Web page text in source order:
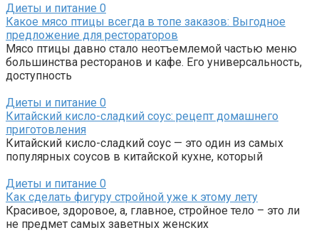
Диеты и питание 0
Какое мясо птицы всегда в топе заказов: Выгодное
предложение для рестораторов
Мясо птицы давно стало неотъемлемой частью меню
большинства ресторанов и кафе. Его универсальность,
доступность
Диеты и питание 0
Китайский кисло-сладкий соус: рецепт домашнего
приготовления
Китайский кисло-сладкий соус — это один из самых
популярных соусов в китайской кухне, который
Диеты и питание 0
Как сделать фигуру стройной уже к этому лету
Красивое, здоровое, а, главное, стройное тело – это ли
не предмет самых заветных женских